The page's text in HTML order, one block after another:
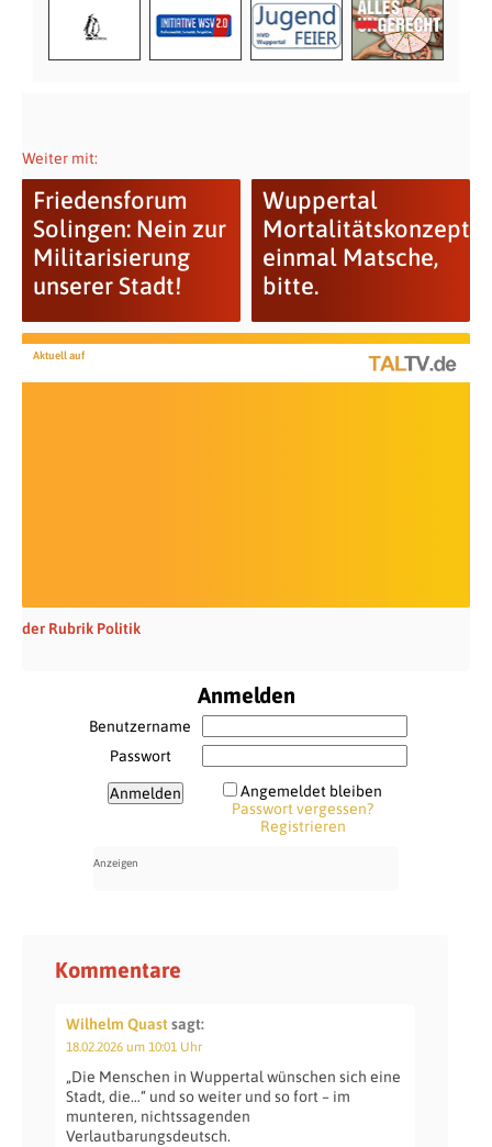
Weiter mit:
Friedensforum
Solingen: Nein zur
Militarisierung
unserer Stadt!
Wuppertal
Mortalitätskonzept:
einmal Matsche,
bitte.
Aktuell auf
der Rubrik Politik
Anmelden
Benutzername
Passwort
Angemeldet bleiben
Passwort vergessen?
Registrieren
Kommentare
Wilhelm Quastsagt:
18.02.2026 um 10:01 Uhr
„Die Menschen in Wuppertal wünschen sich eine
Stadt, die…“ und so weiter und so fort – im
munteren, nichtssagenden
Verlautbarungsdeutsch.